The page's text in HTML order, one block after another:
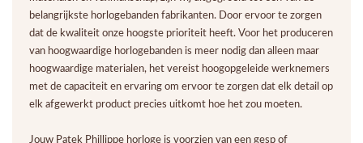
belangrijkste horlogebanden fabrikanten. Door ervoor te zorgen
dat de kwaliteit onze hoogste prioriteit heeft. Voor het produceren
van hoogwaardige horlogebanden is meer nodig dan alleen maar
hoogwaardige materialen, het vereist hoogopgeleide werknemers
met de capaciteit en ervaring om ervoor te zorgen dat elk detail op
elk afgewerkt product precies uitkomt hoe het zou moeten.
Jouw Patek Phillippe horloge is voorzien van een gesp of